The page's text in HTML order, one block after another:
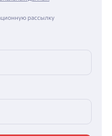
рассылку